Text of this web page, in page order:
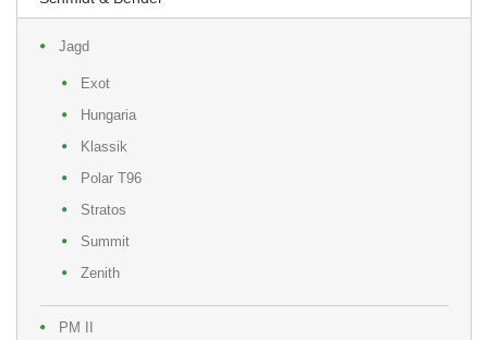
Jagd
Exot
Hungaria
Klassik
Polar T96
Stratos
Summit
Zenith
PM II